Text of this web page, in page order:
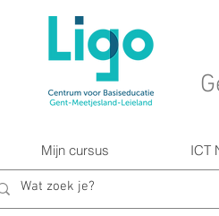
Mijn cursus ICT